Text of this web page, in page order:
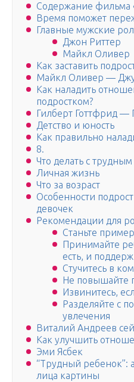
Содержание фильма
Время поможет
Главные мужские
Джон Риттер
Майкл Оливер
Как заставить
Майкл Оливер —
Как наладить
подростком?
Гилберт Готтфрид —
Детство и юность
Как правильно
8.
Что делать с
Личная жизнь
Что за возраст
Особенности
девочек
Рекомендации для
Станьте
Принимайте
есть, и
Стучитесь в
Не повышайте
Извинитесь,
Разделяйте с
увлечения
Виталий Андреев
Как улучшить
Эми Ясбек
“Трудный ребенок”:
лица картины